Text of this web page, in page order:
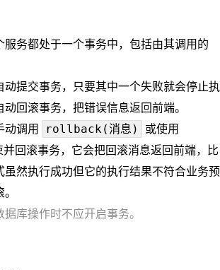
服务都处于一个事务中，包括由其调用的
动提交事务，只要其中一个失败就会停止执
回滚事务，把错误信息返回前端。
动调用
rollback(消息) 或使用
并回滚事务，它会把回滚消息返回前端，比
虽然执行成功但它的执行结果不符合业务预
库操作时不应开启事务。